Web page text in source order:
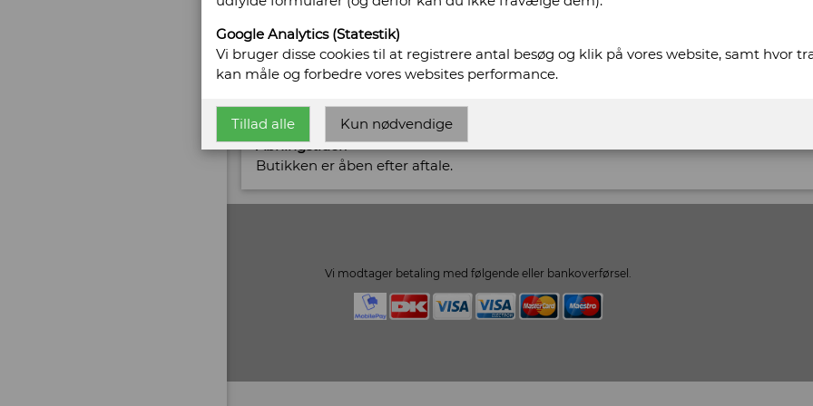
Telefonnr: 6128 5700
CVR/SE: 29350396
Email: cr@ntikvar.dk
Vis alle bøger fra C. Rasmussens Antikvariat
Åbningstider:
Butikken er åben efter aftale.
Vi modtager betaling med følgende eller bankoverførsel.
Google Analytics (Statestik)
Vi bruger disse cookies til at registrere antal besøg og klik på vores website, samt hvor
kan måle og forbedre vores websites performance.
Tillad alle Kun nødvendige